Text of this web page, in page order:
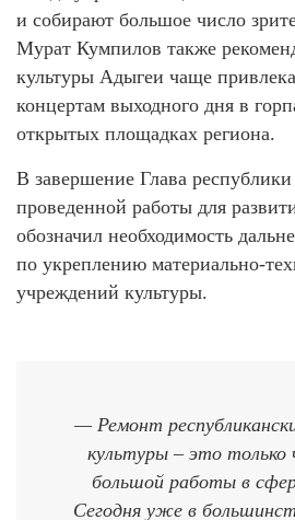
и собирают большое число
Мурат Кумпилов также
культуры Адыгеи чаще
концертам выходного дня в
открытых площадках региона.
В завершение Глава
проведенной работы для
обозначил необходимость
по укреплению материально-
учреждений культуры.
— Ремонт
культуры – это только
большой работы в
Сегодня уже в